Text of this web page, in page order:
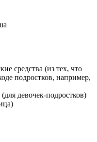
средства (из тех, что
подростков, например,
девочек-подростков)